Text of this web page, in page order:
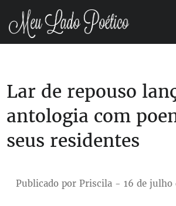
REGISTRO
POETAS
BLOG
Lar de repouso
antologia com
seus residentes
Publicado por Priscila - 16 de julho